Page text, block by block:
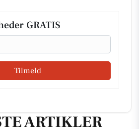
GRATIS
Tilmeld
ARTIKLER